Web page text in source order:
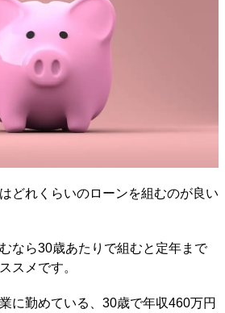
どれくらいのローンを組むのが良い
なら30歳あたりで組むと定年まで
スメです。
に勤めている、30歳で年収460万円